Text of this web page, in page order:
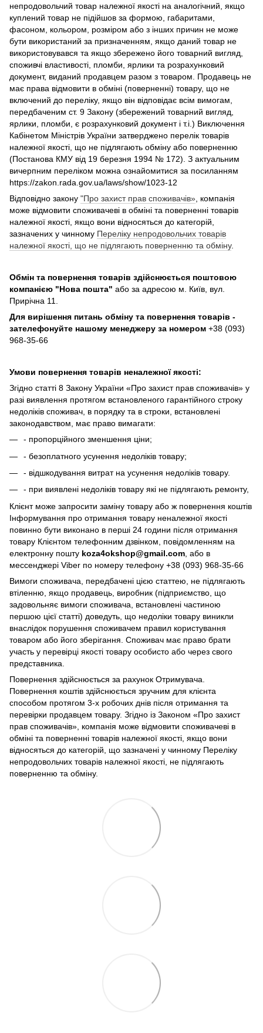
непродовольчий товар належної якості на аналогічний, якщо
куплений товар не підійшов за формою, габаритами,
фасоном, кольором, розміром або з інших причин не може
бути використаний за призначенням, якщо даний товар не
використовувався та якщо збережено його товарний вигляд,
споживчі властивості, пломби, ярлики та розрахунковий
документ, виданий продавцем разом з товаром. Продавець не
має права відмовити в обміні (поверненні) товару, що не
включений до переліку, якщо він відповідає всім вимогам,
передбаченим ст. 9 Закону (збережений товарний вигляд,
ярлики, пломби, є розрахунковий документ і т.і.) Виключення
Кабінетом Міністрів України затверджено перелік товарів
належної якості, що не підлягають обміну або поверненню
(Постанова КМУ від 19 березня 1994 № 172). З актуальним
вичерпним переліком можна ознайомитися за посиланням
https://zakon.rada.gov.ua/laws/show/1023-12
Відповідно закону "Про захист прав споживачів» , компанія
може відмовити споживачеві в обміні та поверненні товарів
належної якості, якщо вони відносяться до категорій,
зазначених у чинному Переліку непродовольчих товарів
належної якості, що не підлягають поверненню та обміну.
Обмін та повернення товарів здійснюється поштовою
компанією "Нова пошта" або за адресою м. Київ, вул.
Прирічна 11.
Для вирішення питань обміну та повернення товарів -
зателефонуйте нашому менеджеру за номером +38 (093)
968-35-66
Умови повернення товарів неналежної якості:
Згідно статті 8 Закону України «Про захист прав споживачів» у
разі виявлення протягом встановленого гарантійного строку
недоліків споживач, в порядку та в строки, встановлені
законодавством, має право вимагати:
- пропорційного зменшення ціни;
- безоплатного усунення недоліків товару;
- відшкодування витрат на усунення недоліків товару.
- при виявлені недоліків товару які не підлягають ремонту,
Клієнт може запросити заміну товару або ж повернення коштів
Інформування про отримання товару неналежної якості
повинно бути виконано в перші 24 години після отримання
товару Клієнтом телефонним дзвінком, повідомленням на
електронну пошту koza4okshop@gmail.com , або в
мессенджері Viber по номеру телефону +38 (093) 968-35-66
Вимоги споживача, передбачені цією статтею, не підлягають
втіленню, якщо продавець, виробник (підприємство, що
задовольняє вимоги споживача, встановлені частиною
першою цієї статті) доведуть, що недоліки товару виникли
внаслідок порушення споживачем правил користування
товаром або його зберігання. Споживач має право брати
участь у перевірці якості товару особисто або через свого
представника.
Повернення здійснюється за рахунок Отримувача.
Повернення коштів здійснюється зручним для клієнта
способом протягом 3-х робочих днів після отримання та
перевірки продавцем товару. Згідно із Законом «Про захист
прав споживачів», компанія може відмовити споживачеві в
обміні та поверненні товарів належної якості, якщо вони
відносяться до категорій, що зазначені у чинному Переліку
непродовольчих товарів належної якості, не підлягають
поверненню та обміну.